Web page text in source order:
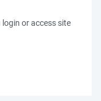
or access site